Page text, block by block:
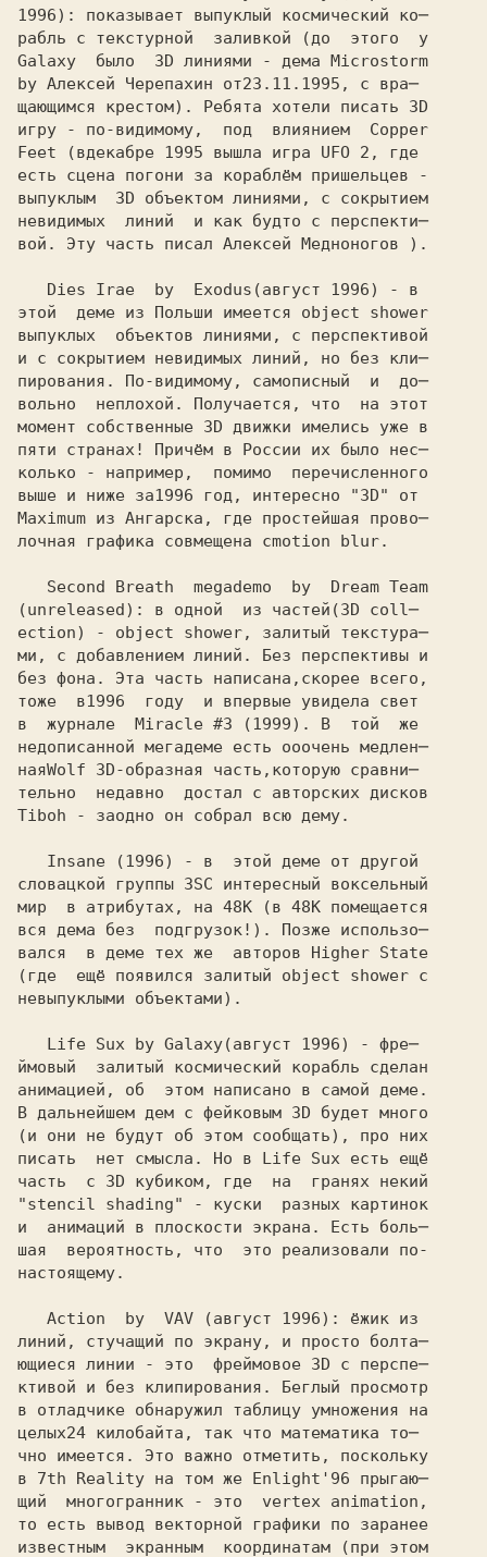
1996): показывает выпуклый космический ко─
рабль с текстурной  заливкой (до  этого  у
Galaxy  было  3D линиями - дема Microstorm
by Алексей Черепахин от
щающимся крестом). Ребята хотели писать 3D
игру - по-видимому,  под  влиянием  Copper
Feet (в
есть сцена погони за кораблём пришельцев -
выпуклым  3D объектом линиями, с сокрытием
невидимых  линий  и как будто с перспекти─
вой. Эту часть писал Алексей Медноногов ).
   Dies Irae  by  Exodus
этой  деме из Польши имеется object shower
выпуклых  объектов линиями, с перспективой
и с сокрытием невидимых линий, но без кли─
пирования. По-видимому, самописный  и  до─
вольно  неплохой. Получается, что  на этот
момент собственные 3D движки имелись уже в
пяти странах! Причём в России их было нес─
колько - например,  помимо  перечисленного
выше и ниже за
Maximum из Ангарска, где простейшая прово─
лочная графика совмещена с
(unreleased): в одной  из частей
ection) - object shower, залитый текстура─
ми, с добавлением линий. Без перспективы и
без фона. Эта часть написана,скорее всего,
тоже  в
в  журнале  Miracle #3
недописанной мегадеме есть ооочень медлен─
ная
тельно  недавно  достал с авторских дисков
Tiboh - заодно он собрал всю дему.
   Insane
словацкой группы ЗSC интересный воксельный
мир  в атрибутах, на 48K (в 48K помещается
вся дема без  подгрузок!). Позже использо─
вался  в деме тех же  авторов Higher State
(где  ещё появился залитый object shower с
невыпуклыми объектами).
   Life Sux by Galaxy
ймовый  залитый космический корабль сделан
анимацией, об  этом написано в самой деме.
В дальнейшем дем с фейковым 3D будет много
(и они не будут об этом сообщать), про них
писать  нет смысла. Но в Life Sux есть ещё
часть  с 3D кубиком, где  на  гранях некий
"stencil shading" - куски  разных картинок
и  анимаций в плоскости экрана. Есть боль─
шая  вероятность, что  это реализовали по-
настоящему.
   Action  by  VAV
линий, стучащий по экрану, и просто болта─
ющиеся линии - это  фреймовое 3D с перспе─
ктивой и без клипирования. Беглый просмотр
в отладчике обнаружил таблицу умножения на
целых
чно имеется. Это важно отметить, поскольку
в 7th Reality на том же Enlight'96 прыгаю─
щий  многогранник - это  vertex animation,
то есть вывод векторной графики по заранее
известным  экранным  координатам (при этом